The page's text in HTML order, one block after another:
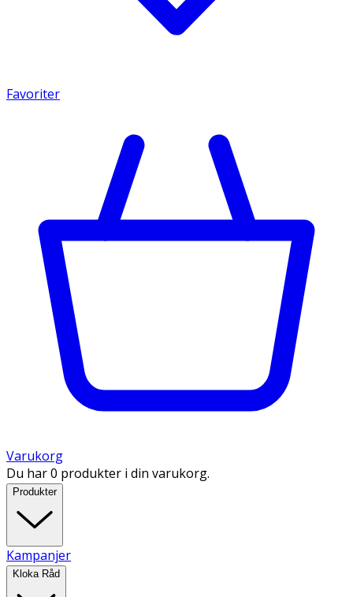
Favoriter
Varukorg
Du har 0 produkter i din varukorg.
Produkter
Kampanjer
Kloka Råd